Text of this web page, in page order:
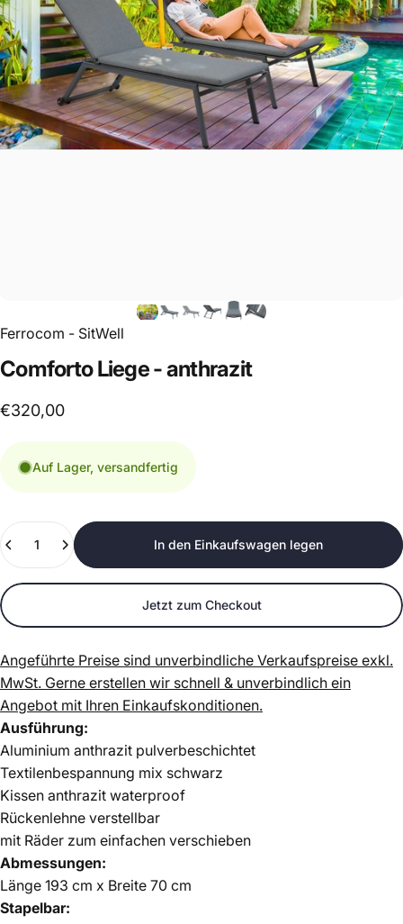
Ferrocom - SitWell
ComfortoLiege-anthrazit
€320,00
Auf Lager, versandfertig
Anzahl
In den Einkaufswagen legen
Jetzt zum Checkout
Angeführte Preise sind unverbindliche Verkaufspreise exkl.
MwSt. Gerne erstellen wir schnell & unverbindlich ein
Angebot mit Ihren Einkaufskonditionen.
Ausführung:
Aluminium anthrazit pulverbeschichtet
Textilenbespannung mix schwarz
Kissen anthrazit waterproof
Rückenlehne verstellbar
mit Räder zum einfachen verschieben
Abmessungen:
Länge 193 cm x Breite 70 cm
Stapelbar: